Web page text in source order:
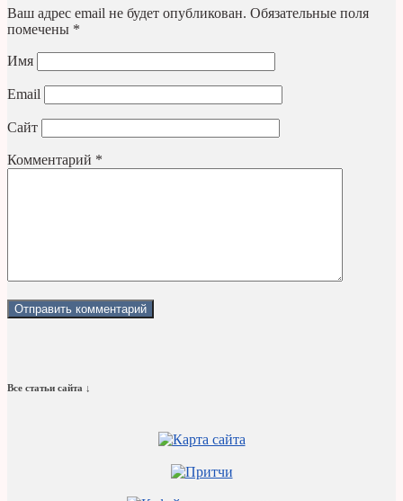
Ваш адрес email не будет опубликован. Обязательные поля
помечены *
Имя
Email
Сайт
Комментарий *
Все статьи сайта ↓